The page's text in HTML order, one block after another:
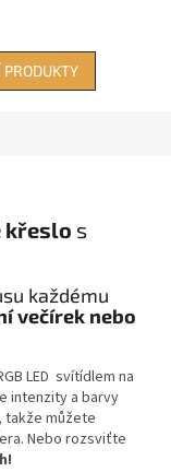
křeslo s
každému
večírek nebo
LED svítídlem na
intenzity a barvy
, takže můžete
Nebo rozsviťte